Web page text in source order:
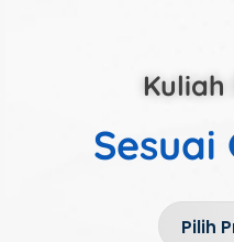
Kuliah
Sesuai
Pilih